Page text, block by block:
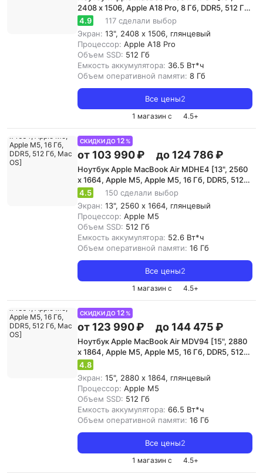
2408 x 1506, Apple A18 Pro, 8 Гб, DDR5, 512 Гб,
Mac OS]
4.9
117 сделали выбор
Экран: 13", 2408 x 1506, глянцевый
Процессор: Apple A18 Pro
Объем SSD: 512 Гб
Емкость аккумулятора: 36.5 Вт*ч
Объем оперативной памяти: 8 Гб
Все цены2
1 магазин с 4.5+
СКИДКИ ДО12 %
от 103 990 ₽ до 124 786 ₽
Ноутбук Apple MacBook Air MDHE4 [13", 2560
x 1664, Apple M5, Apple M5, 16 Гб, DDR5, 512
Гб, Mac OS]
4.5
150 сделали выбор
Экран: 13", 2560 x 1664, глянцевый
Процессор: Apple M5
Объем SSD: 512 Гб
Емкость аккумулятора: 52.6 Вт*ч
Объем оперативной памяти: 16 Гб
Все цены2
1 магазин с 4.5+
СКИДКИ ДО12 %
от 123 990 ₽ до 144 475 ₽
Ноутбук Apple MacBook Air MDV94 [15", 2880
x 1864, Apple M5, Apple M5, 16 Гб, DDR5, 512
Гб, Mac OS]
4.8
Экран: 15", 2880 x 1864, глянцевый
Процессор: Apple M5
Объем SSD: 512 Гб
Емкость аккумулятора: 66.5 Вт*ч
Объем оперативной памяти: 16 Гб
Все цены2
1 магазин с 4.5+